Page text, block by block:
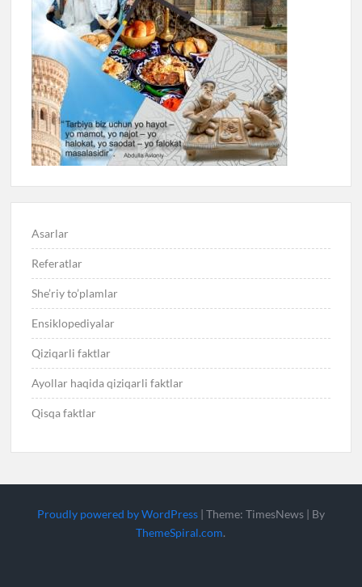
Asarlar
Referatlar
She’riy to’plamlar
Ensiklopediyalar
Qiziqarli faktlar
Ayollar haqida qiziqarli faktlar
Qisqa faktlar
Proudly powered by WordPress | Theme: TimesNews | By
ThemeSpiral.com.